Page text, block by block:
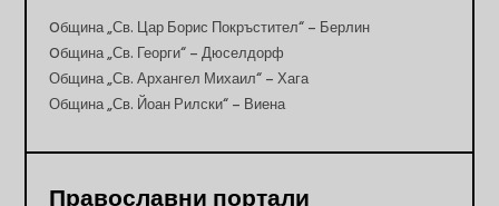
Oбщина „Св. Цар Борис Покръстител“ – Берлин
Oбщина „Св. Георги“ – Дюселдорф
Община „Св. Архангел Михаил“ – Хага
Община „Св. Йоан Рилски“ – Виена
Православни портали